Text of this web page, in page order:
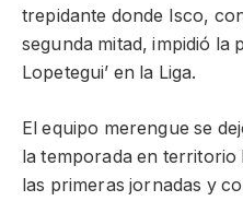
trepidante donde Isco,
segunda mitad, impidió la
Lopetegui’ en la Liga.
El equipo merengue se
la temporada en territorio
las primeras jornadas y